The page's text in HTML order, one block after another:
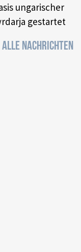
ungarischer
gestartet
ALLE NACHRICHTEN